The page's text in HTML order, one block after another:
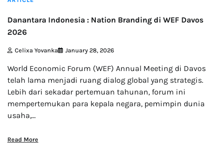
Danantara Indonesia : Nation Branding di WEF Davos
2026
Celixa Yovanka January 28, 2026
World Economic Forum (WEF) Annual Meeting di Davos
telah lama menjadi ruang dialog global yang strategis.
Lebih dari sekadar pertemuan tahunan, forum ini
mempertemukan para kepala negara, pemimpin dunia
usaha,…
Read More